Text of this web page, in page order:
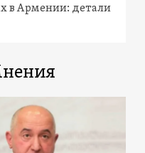
в Армении: детали